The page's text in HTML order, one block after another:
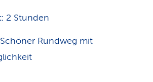
2 Stunden
Schöner Rundweg mit